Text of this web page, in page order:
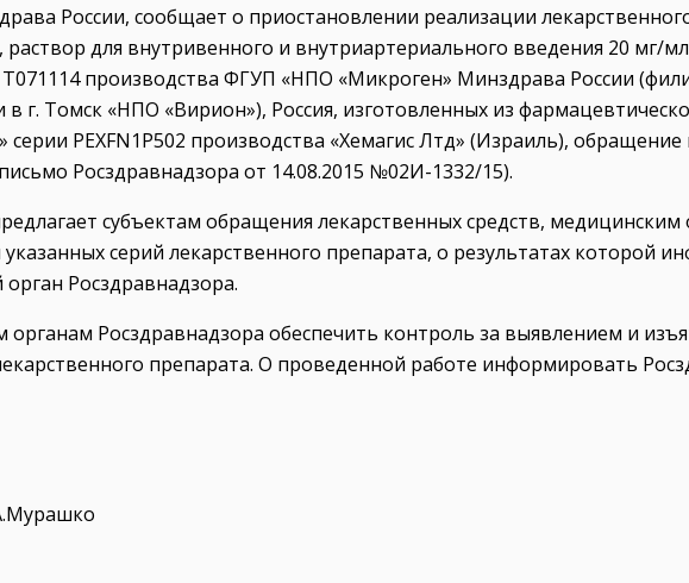
России, сообщает о приостановлении реализации
для внутривенного и внутриартериального введения 20 мг/
Т071114 производства ФГУП «НПО «Микроген» Минздрава России
г. Томск «НПО «Вирион»), Россия, изготовленных из
серии PEXFN1P502 производства «Хемагис Лтд» (Израиль),
Росздравнадзора от 14.08.2015 №02И-1332/15).
субъектам обращения лекарственных средств,
серий лекарственного препарата, о результатах которой
Росздравнадзора.
Росздравнадзора обеспечить контроль за выявлением и
препарата. О проведенной работе информировать